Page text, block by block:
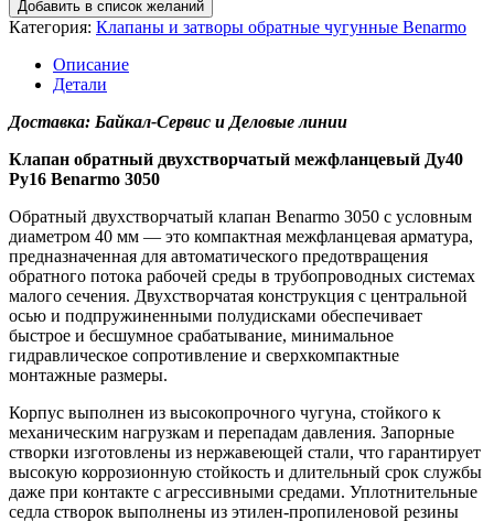
Добавить в список желаний
Категория: Клапаны и затворы обратные чугунные Benarmo
Описание
Детали
Доставка: Байкал-Сервис и Деловые линии
Клапан обратный двухстворчатый межфланцевый Ду40
Ру16 Benarmo 3050
Обратный двухстворчатый клапан Benarmo 3050 с условным
диаметром 40 мм — это компактная межфланцевая арматура,
предназначенная для автоматического предотвращения
обратного потока рабочей среды в трубопроводных системах
малого сечения. Двухстворчатая конструкция с центральной
осью и подпружиненными полудисками обеспечивает
быстрое и бесшумное срабатывание, минимальное
гидравлическое сопротивление и сверхкомпактные
монтажные размеры.
Корпус выполнен из высокопрочного чугуна, стойкого к
механическим нагрузкам и перепадам давления. Запорные
створки изготовлены из нержавеющей стали, что гарантирует
высокую коррозионную стойкость и длительный срок службы
даже при контакте с агрессивными средами. Уплотнительные
седла створок выполнены из этилен-пропиленовой резины